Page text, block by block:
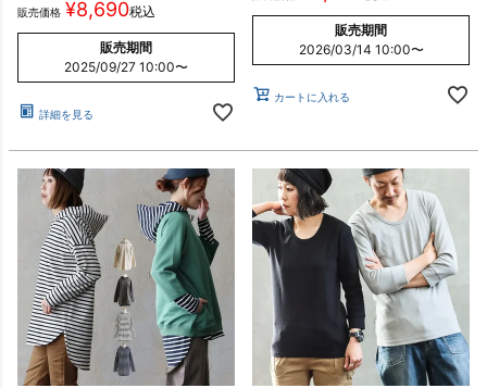
販売価格 ¥8,690税込
販売期間
2025/09/27 10:00〜
詳細を見る
販売期間
2026/03/14 10:00〜
カートに入れる